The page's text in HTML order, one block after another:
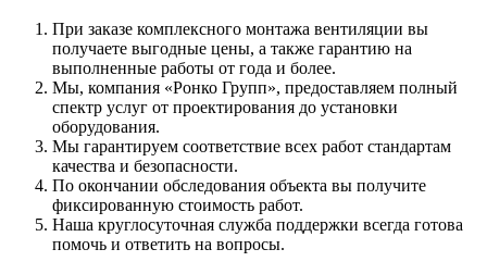
При заказе комплексного монтажа вентиляции вы
получаете выгодные цены, а также гарантию на
выполненные работы от года и более.
Мы, компания «Ронко Групп», предоставляем полный
спектр услуг от проектирования до установки
оборудования.
Мы гарантируем соответствие всех работ стандартам
качества и безопасности.
По окончании обследования объекта вы получите
фиксированную стоимость работ.
Наша круглосуточная служба поддержки всегда готова
помочь и ответить на вопросы.